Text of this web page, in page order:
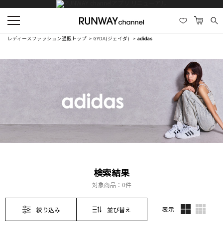
レディースファッション通販トップ GYDA(ジェイダ) adidas
検索結果
対象商品： 0件
絞り込み 並び替え 表示